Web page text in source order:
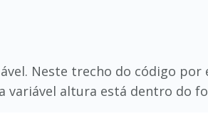
Neste trecho do código
variável altura está dentro do